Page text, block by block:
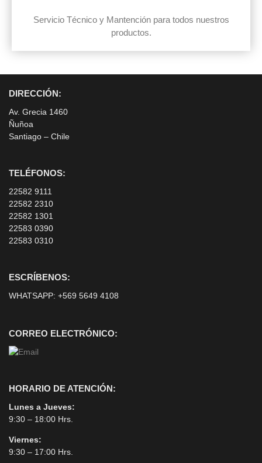
Servicio Técnico y Mantención para todos nuestros
productos.
DIRECCIÓN:
Av. Grecia 1460
Ñuñoa
Santiago – Chile
TELÉFONOS:
22582 9111
22582 2310
22582 1301
22583 0390
22583 0310
ESCRÍBENOS:
WHATSAPP: +569 5649 4108
CORREO ELECTRÓNICO:
HORARIO DE ATENCIÓN:
Lunes a Jueves:
9:30 – 18:00 Hrs.
Viernes:
9:30 – 17:00 Hrs.